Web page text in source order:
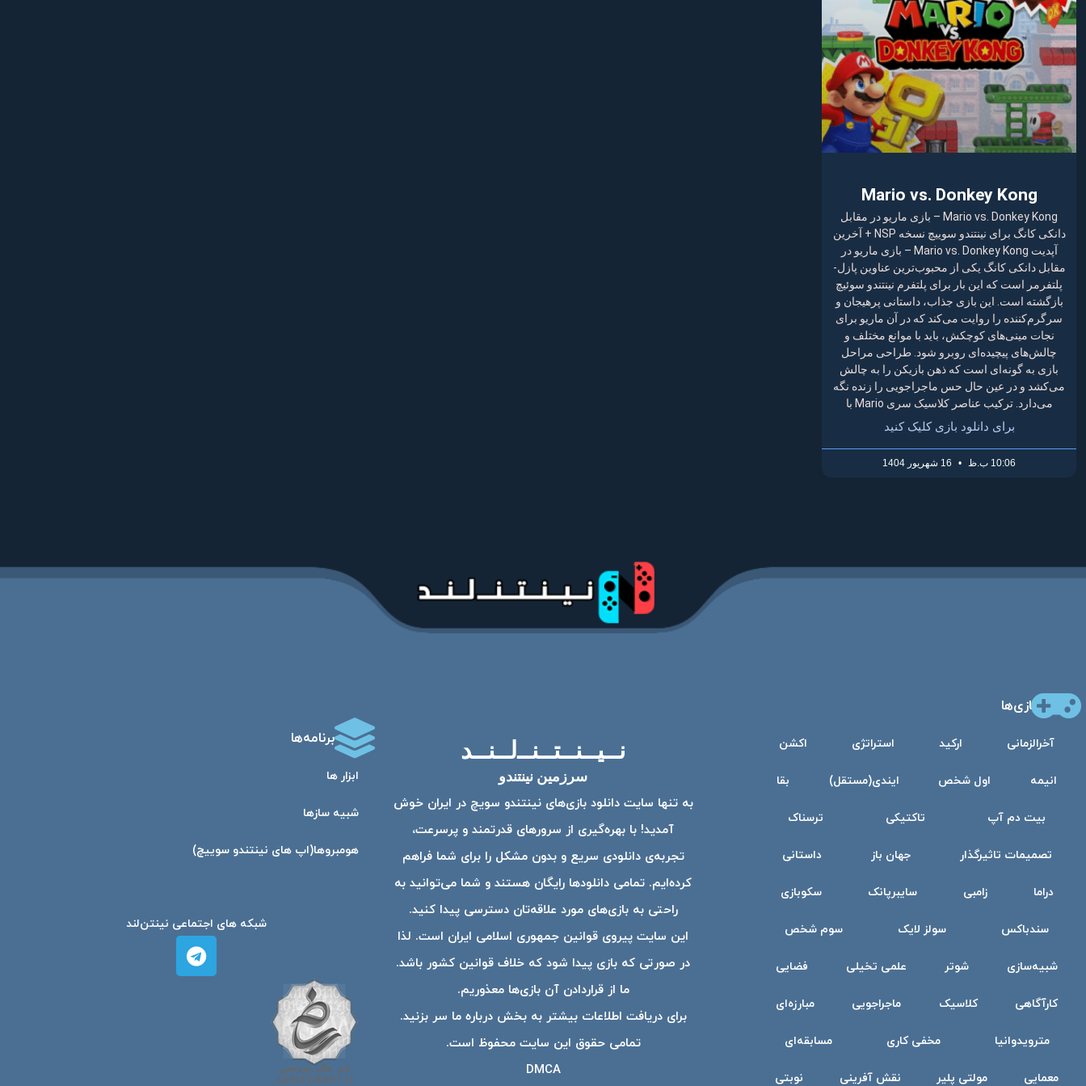
Mario vs. Donkey Kong
Mario vs. Donkey Kong – بازی ماریو در مقابل
دانکی کانگ برای نینتندو سوییچ نسخه NSP + آخرین
آپدیت Mario vs. Donkey Kong – بازی ماریو در
مقابل دانکی کانگ یکی از محبوب‌ترین عناوین پازل-
پلتفرمر است که این بار برای پلتفرم نینتندو سوئیچ
بازگشته است. این بازی جذاب، داستانی پرهیجان و
سرگرم‌کننده را روایت می‌کند که در آن ماریو برای
نجات مینی‌های کوچکش، باید با موانع مختلف و
چالش‌های پیچیده‌ای روبرو شود. طراحی مراحل
بازی به گونه‌ای است که ذهن بازیکن را به چالش
می‌کشد و در عین حال حس ماجراجویی را زنده نگه
می‌دارد. ترکیب عناصر کلاسیک سری Mario با
برای دانلود بازی کلیک کنید
10:06 ب.ظ
بازی‌ها
آخرالزمانی ارکید استراتژی اکشن
انیمه اول شخص ایندی(مستقل) بقا
بیت دم آپ تاکتیکی ترسناک
تصمیمات تاثیرگذار جهان باز داستانی
دراما زامبی سایبرپانک سکوبازی
سندباکس سولز لایک سوم شخص
شبیه‌سازی شوتر علمی تخیلی فضایی
کارآگاهی کلاسیک ماجراجویی مبارزه‌ای
مترویدوانیا مخفی کاری مسابقه‌ای
معمایی مولتی پلیر نقش آفرینی نوبتی
نــیــنــتــنــ‌لــنــد
سرزمین نینتندو
به تنها سایت دانلود بازی‌های نینتندو سویچ در ایران خوش
آمدید! با بهره‌گیری از سرورهای قدرتمند و پرسرعت،
تجربه‌ی دانلودی سریع و بدون مشکل را برای شما فراهم
کرده‌ایم. تمامی دانلودها رایگان هستند و شما می‌توانید به
راحتی به بازی‌های مورد علاقه‌تان دسترسی پیدا کنید.
این سایت پیروی قوانین جمهوری اسلامی ایران است. لذا
در صورتی که بازی پیدا شود که خلاف قوانین کشور باشد.
ما از قراردادن آن بازی‌ها معذوریم.
برای دریافت اطلاعات بیشتر به بخش درباره ما سر بزنید.
تمامی حقوق این سایت محفوظ است.
DMCA
برنامه‌ها
ابزار ها
شبیه ساز‌ها
هومبرو‌ها(اپ های نینتندو سوییچ)
شبکه های اجتماعی نینتن‌لند